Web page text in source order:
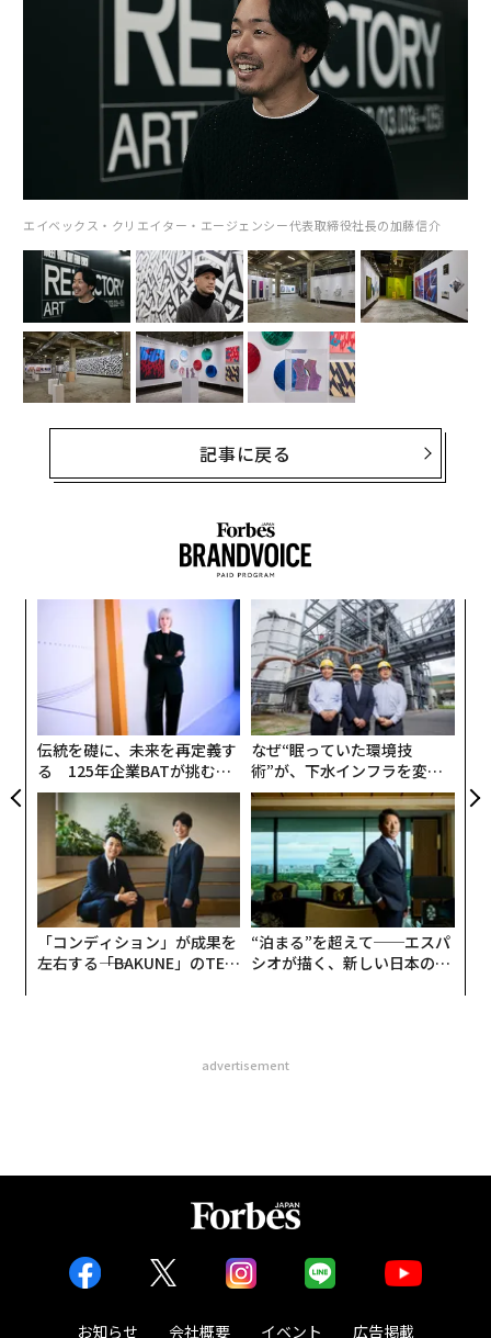
エイベックス・クリエイター・エージェンシー代表取締役社長の加藤信介
記事に戻る
伝統を礎に、未来を再定義す
る 125年企業BATが挑むス
モークレスな未来
なぜ“眠っていた環境技
術”が、下水インフラを変え
たのか──産総研×月島JFE
アクアソリューションの10年
「コンディション」が成果を
左右する――「BAKUNE」のTEN
“泊まる”を超えて──エスパ
シオが描く、新しい日本のラ
advertisement
お知らせ 会社概要 イベント 広告掲載